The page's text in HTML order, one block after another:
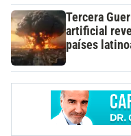
Tercera
artificial
países